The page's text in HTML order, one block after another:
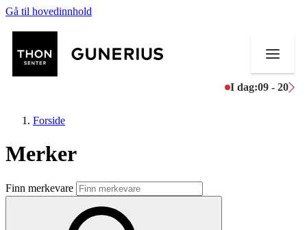
Gå til hovedinnhold
I dag:09 - 20
Butikker
Mat og drikke
Forside
Merker
Finn merkevare